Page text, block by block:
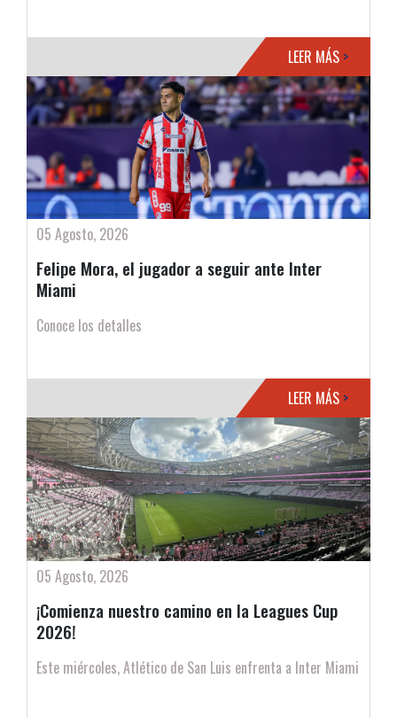
LEER MÁS >
05 Agosto, 2026
Felipe Mora, el jugador a seguir ante Inter
Miami
Conoce los detalles
LEER MÁS >
05 Agosto, 2026
¡Comienza nuestro camino en la Leagues Cup
2026!
Este miércoles, Atlético de San Luis enfrenta a Inter Miami